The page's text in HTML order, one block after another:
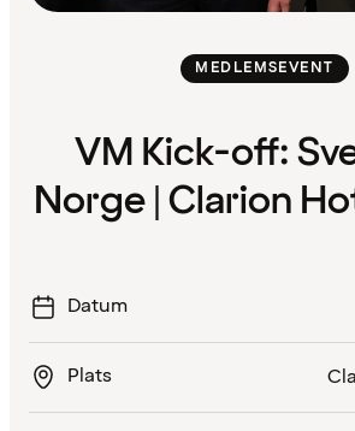
MEDLEMSEVENT
VM Kick-off:
Norge | Clarion
Datum
Plats